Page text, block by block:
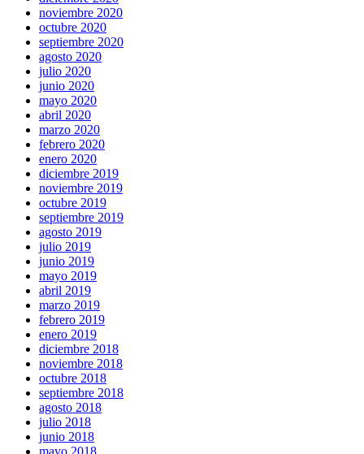
noviembre 2020
octubre 2020
septiembre 2020
agosto 2020
julio 2020
junio 2020
mayo 2020
abril 2020
marzo 2020
febrero 2020
enero 2020
diciembre 2019
noviembre 2019
octubre 2019
septiembre 2019
agosto 2019
julio 2019
junio 2019
mayo 2019
abril 2019
marzo 2019
febrero 2019
enero 2019
diciembre 2018
noviembre 2018
octubre 2018
septiembre 2018
agosto 2018
julio 2018
junio 2018
mayo 2018